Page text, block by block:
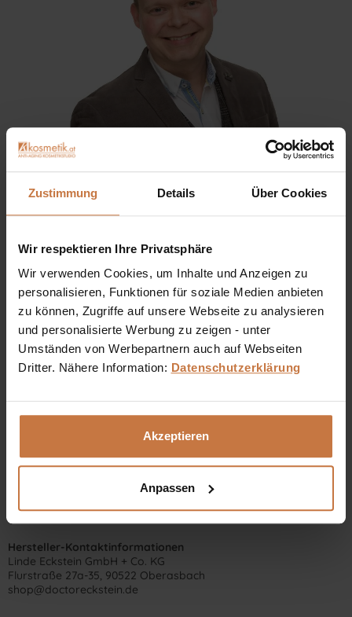
Zustimmung Details Über Cookies
Wir respektieren Ihre Privatsphäre
Wir verwenden Cookies, um Inhalte und Anzeigen zu
personalisieren, Funktionen für soziale Medien anbieten
zu können, Zugriffe auf unsere Webseite zu analysieren
und personalisierte Werbung zu zeigen - unter
Umständen von Werbepartnern auch auf Webseiten
Dritter. Nähere Information: Datenschutzerklärung
Akzeptieren
Anpassen
Sie haben eine Frage? Sie wünschen sich eine
Ich stehe Ihnen gerne persönlich zur Verfügung:
+43 (0)699 17 310 310
Dennis Grischek, Inhaber Kosmetikstudio in Graz & kosmetik.at
Hersteller-Kontaktinformationen
Linde Eckstein GmbH + Co. KG
Flurstraße 27a-35, 90522 Oberasbach
shop@doctoreckstein.de